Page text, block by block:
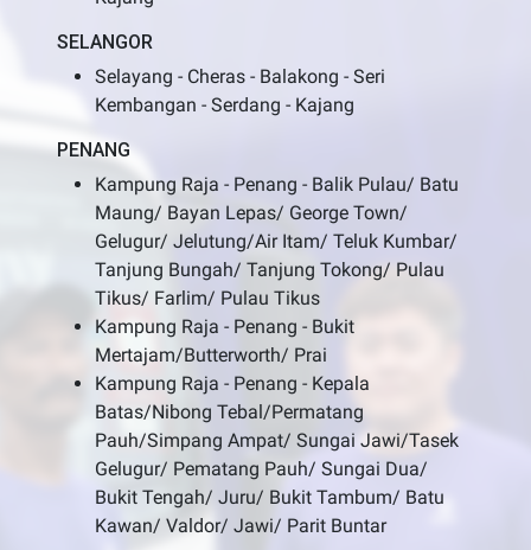
SELANGOR
Selayang - Cheras - Balakong - Seri
Kembangan - Serdang - Kajang
PENANG
Kampung Raja - Penang - Balik Pulau/ Batu
Maung/ Bayan Lepas/ George Town/
Gelugur/ Jelutung/Air Itam/ Teluk Kumbar/
Tanjung Bungah/ Tanjung Tokong/ Pulau
Tikus/ Farlim/ Pulau Tikus
Kampung Raja - Penang - Bukit
Mertajam/Butterworth/ Prai
Kampung Raja - Penang - Kepala
Batas/Nibong Tebal/Permatang
Pauh/Simpang Ampat/ Sungai Jawi/Tasek
Gelugur/ Pematang Pauh/ Sungai Dua/
Bukit Tengah/ Juru/ Bukit Tambum/ Batu
Kawan/ Valdor/ Jawi/ Parit Buntar